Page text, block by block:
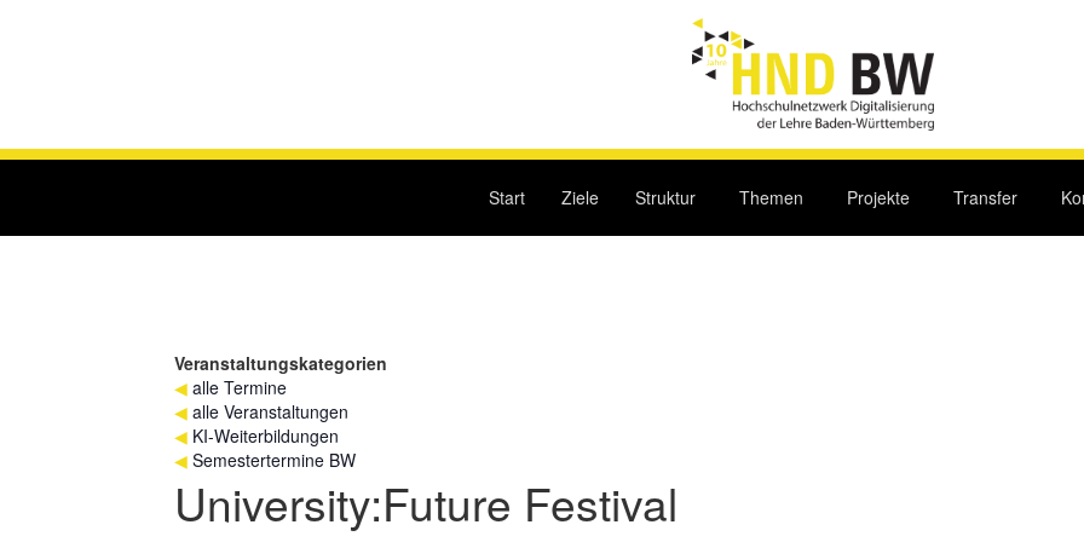
Start Ziele Struktur Themen Projekte Transfer
Veranstaltungskategorien
◀ alle Termine
◀ alle Veranstaltungen
◀ KI-Weiterbildungen
◀ Semestertermine BW
University:Future Festival